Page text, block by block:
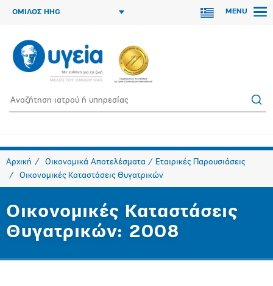
ΟΜΙΛΟΣ HHG MENU
Αρχική
Οικονομικά Αποτελέσματα / Εταιρικές Παρουσιάσεις
Οικονομικές Καταστάσεις Θυγατρικών
Οικονομικές Καταστάσεις
Θυγατρικών: 2008